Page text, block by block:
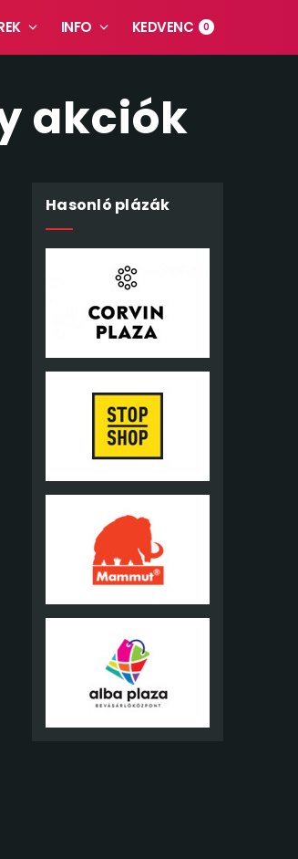
INFO KEDVENC 0
akciók
Hasonló plázák